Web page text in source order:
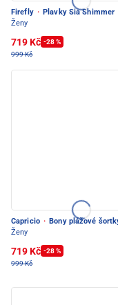
Firefly · Plavky Sia Shimmer
Ženy
719 Kč -28 %
999 Kč
Capricio · Bony plážové
Ženy
719 Kč -28 %
999 Kč